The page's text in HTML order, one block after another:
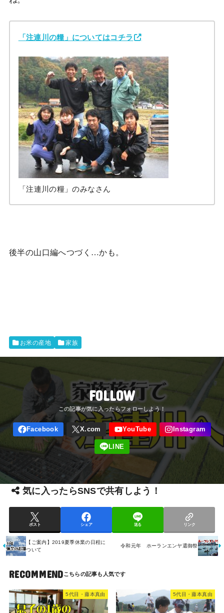
「注連川の糧」についてはコチラ
「注連川の糧」のみなさん
後半の山口編へつづく…かも。
お米の産地 家族
FOLLOW
気に入ったらSNSで共有しよう！
ポスト シェア 送る リンク
【ご案内】2019夏季休業の日程に
ついて
令和元年 ホーランエンヤ還御祭
RECOMMEND
5代目・藤本真由 5代目・藤本真由